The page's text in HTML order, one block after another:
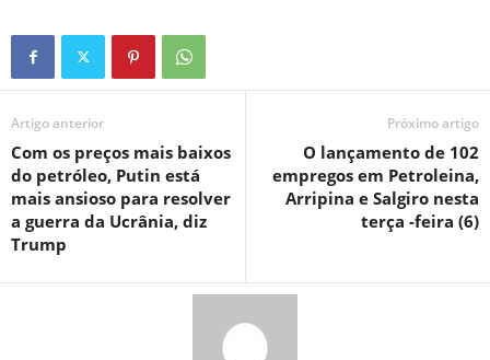
Artigo anterior
Com os preços mais baixos
do petróleo, Putin está
mais ansioso para resolver
a guerra da Ucrânia, diz
Trump
Próximo artigo
O lançamento de 102
empregos em Petroleina,
Arripina e Salgiro nesta
terça -feira (6)